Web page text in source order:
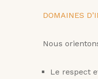
DOMAINES
Nous
Le respect